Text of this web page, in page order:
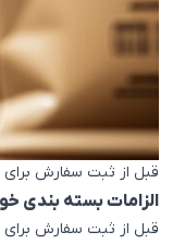
قبل از ثبت سفارش
الزامات بسته بندی
قبل از ثبت سفارش برای